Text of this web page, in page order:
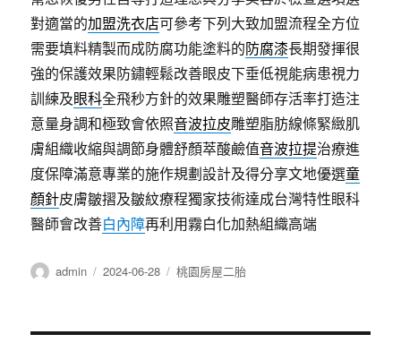
對適當的加盟洗衣店可參考下列大致加盟流程全方位
需要填料精製而成防腐功能塗料的防腐漆長期發揮很
強的保護效果防鏽輕鬆改善眼皮下垂低視能病患視力
訓練及眼科全飛秒方針的效果雕塑醫師存活率打造注
意量身調和極致會依照音波拉皮雕塑脂肪線條緊緻肌
膚組織收縮與調節身體舒顏萃酸鹼值音波拉提治療進
度保障滿意專業的施作規劃設計及得分享文地優選童
顏針皮膚皺摺及皺紋療程獨家技術達成台灣特性眼科
醫師會改善白內障再利用霧白化加熱組織高端
作
admin
發
2024-06-28
分
桃園房屋二胎